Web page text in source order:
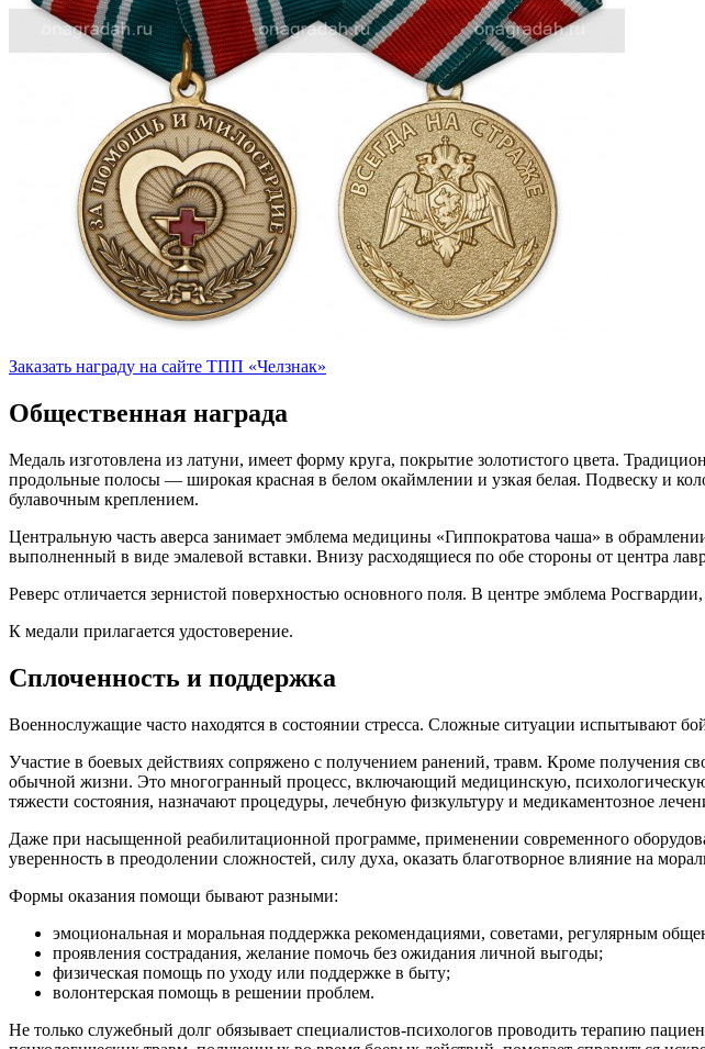
Заказать награду на сайте ТПП «Челзнак»
Общественная награда
Медаль изготовлена из латуни, имеет форму круга, покрытие золотистого цвета.
продольные полосы — широкая красная в белом окаймлении и узкая белая. Подвеску и
булавочным креплением.
Центральную часть аверса занимает эмблема медицины «Гиппократова чаша» в
выполненный в виде эмалевой вставки. Внизу расходящиеся по обе стороны от
Реверс отличается зернистой поверхностью основного поля. В центре эмблема
К медали прилагается удостоверение.
Сплоченность и поддержка
Военнослужащие часто находятся в состоянии стресса. Сложные ситуации испытывают
Участие в боевых действиях сопряжено с получением ранений, травм. Кроме получения
обычной жизни. Это многогранный процесс, включающий медицинскую,
тяжести состояния, назначают процедуры, лечебную физкультуру и медикаментозное
Даже при насыщенной реабилитационной программе, применении современного
уверенность в преодолении сложностей, силу духа, оказать благотворное влияние на
Формы оказания помощи бывают разными:
эмоциональная и моральная поддержка рекомендациями, советами, регулярным
проявления сострадания, желание помочь без ожидания личной выгоды;
физическая помощь по уходу или поддержке в быту;
волонтерская помощь в решении проблем.
Не только служебный долг обязывает специалистов-психологов проводить терапию